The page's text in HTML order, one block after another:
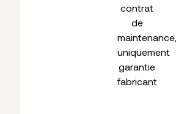
contrat
de
maintenance,
uniquement
garantie
fabricant